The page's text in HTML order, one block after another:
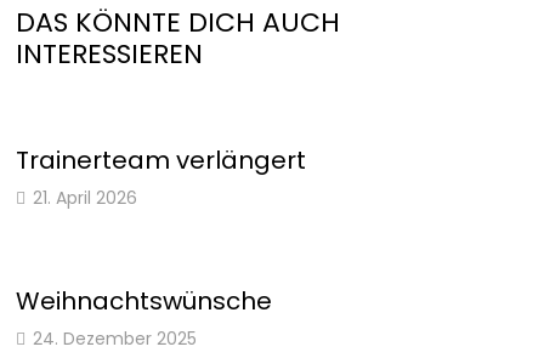
DAS KÖNNTE DICH AUCH
INTERESSIEREN
Trainerteam verlängert
21. April 2026
Weihnachtswünsche
24. Dezember 2025